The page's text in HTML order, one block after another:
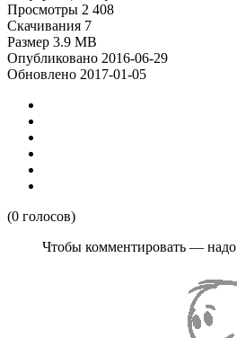
Просмотры 2 408
Скачивания 7
Размер 3.9 MB
Опубликовано 2016-06-29
Обновлено 2017-01-05
(0 голосов)
Чтобы комментировать — надо